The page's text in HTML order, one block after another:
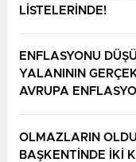
LİSTELERİNDE!
ENFLASYONU
YALANININ
AVRUPA
OLMAZLARIN
BAŞKENTİNDE İKİ